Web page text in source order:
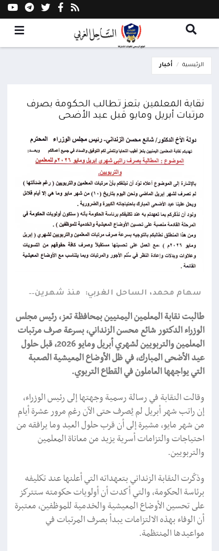
الرئيسية أخبار
نقابة المعلمين بتعز تطالب الحكومة بصرف
مرتبات أبريل ومايو قبل عيد الأضحى
سهام محمد، الساحل الغربي: منذ شهرين
طالبت نقابة المعلمين اليمنيين بمحافظة تعز، رئيس مجلس
الوزراء الدكتور شائع محسن الزنداني، بسرعة صرف مرتبات
المعلمين والتربويين لشهري أبريل ومايو 2026، قبل حلول
عيد الأضحى المبارك، في ظل الأوضاع المعيشية الصعبة
التي يواجهها العاملون في القطاع التربوي.
وقالت النقابة في رسالة رسمية وجهتها إلى رئيس الوزراء،
إن راتب شهر أبريل لم يُصرف حتى الآن رغم مرور عشرة أيام
من شهر مايو، مشيرة إلى أن قرب حلول العيد وما يرافقه من
احتياجات والتزامات أسرية يزيد من معاناة المعلمين
والتربويين.
وذكّرت النقابة الزنداني بتعهداته التي أعلنها عند تكليفه
برئاسة الحكومة، والتي أكدت أن أولويات حكومته ستتركز
على تحسين الأوضاع المعيشية والخدمية للموظفين، معتبرة
أن الوفاء بهذه الالتزامات يبدأ بصرف المرتبات في
مواعيدها المنتظمة.